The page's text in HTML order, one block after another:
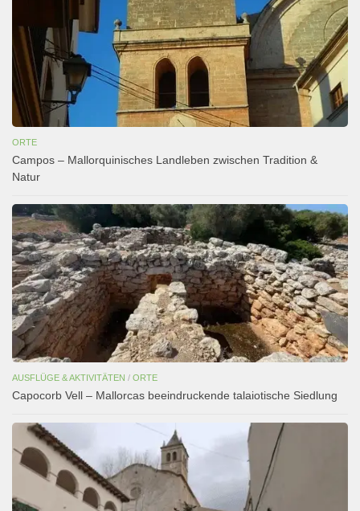
ORTE
Campos – Mallorquinisches Landleben zwischen Tradition &
Natur
AUSFLÜGE & AKTIVITÄTEN / ORTE
Capocorb Vell – Mallorcas beeindruckende talaiotische Siedlung